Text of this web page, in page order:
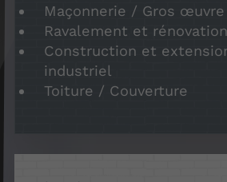
Maçonnerie / Gros œuvre
Ravalement et
Construction et
industriel
Toiture / Couverture